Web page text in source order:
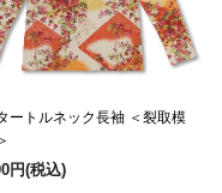
ートルネック長袖 ＜裂取模
円(税込)